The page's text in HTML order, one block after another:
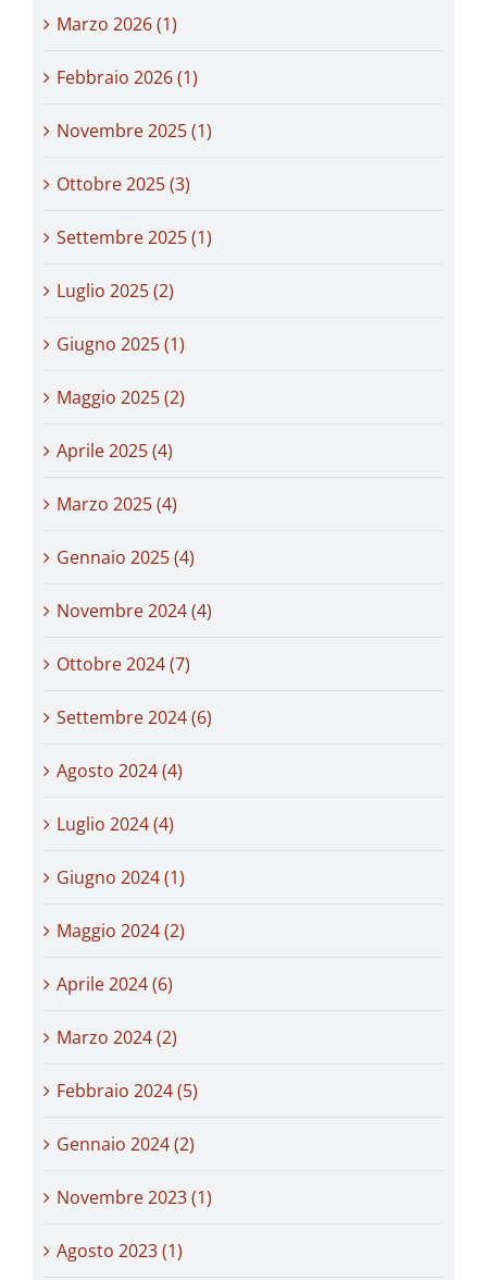
Marzo 2026 (1)
Febbraio 2026 (1)
Novembre 2025 (1)
Ottobre 2025 (3)
Settembre 2025 (1)
Luglio 2025 (2)
Giugno 2025 (1)
Maggio 2025 (2)
Aprile 2025 (4)
Marzo 2025 (4)
Gennaio 2025 (4)
Novembre 2024 (4)
Ottobre 2024 (7)
Settembre 2024 (6)
Agosto 2024 (4)
Luglio 2024 (4)
Giugno 2024 (1)
Maggio 2024 (2)
Aprile 2024 (6)
Marzo 2024 (2)
Febbraio 2024 (5)
Gennaio 2024 (2)
Novembre 2023 (1)
Agosto 2023 (1)